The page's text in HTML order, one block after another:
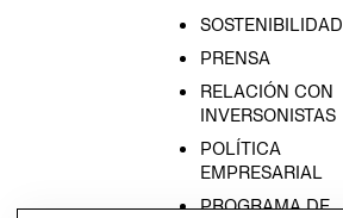
SOSTENIBILIDAD
PRENSA
RELACIÓN CON
INVERSONISTAS
POLÍTICA
EMPRESARIAL
PROGRAMA DE